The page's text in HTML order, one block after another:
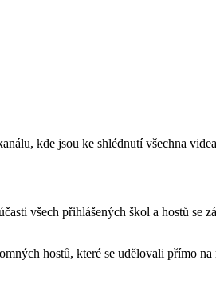
kde jsou ke shlédnutí všechna
všech přihlášených škol a hostů se
hostů, které se udělovali přímo